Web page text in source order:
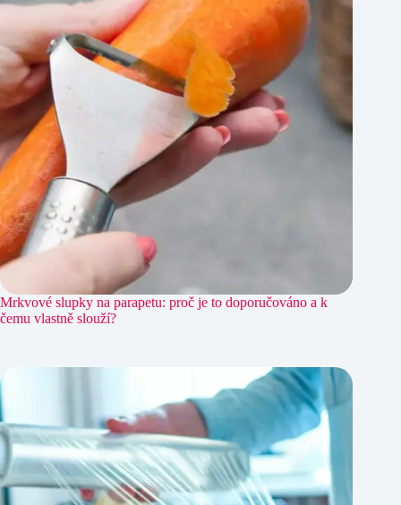
Mrkvové slupky na parapetu: proč je to doporučováno a k
čemu vlastně slouží?